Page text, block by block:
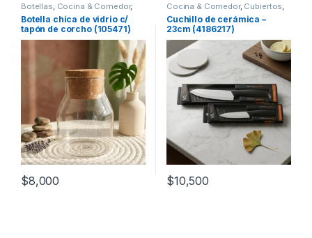
Botellas, Cocina & Comedor,
Recipientes para bebidas y
líquidos
Botella chica de vidrio c/
tapón de corcho (105471)
$8,000
Cocina & Comedor, Cubiertos,
Cuchillos
Cuchillo de cerámica –
23cm (4186217)
$10,500